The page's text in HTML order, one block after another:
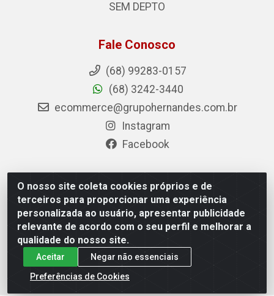
O nosso site coleta cookies próprios e de
terceiros para proporcionar uma experiência
personalizada ao usuário, apresentar publicidade
relevante de acordo com o seu perfil e melhorar a
qualidade do nosso site.
Aceitar
Negar não essenciais
Preferências de Cookies
SEM DEPTO
Fale Conosco
(68) 99283-0157
(68) 3242-3440
ecommerce@grupohernandes.com.br
Instagram
Facebook
Hernandes - Atacado e Distribuições - Rodovia
Transacreana, 2155 - Floresta Sul, Rio Branco/AC - CEP
69.912-290 - CNPJ 12.996.556/0001-69